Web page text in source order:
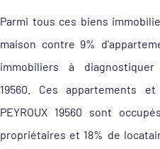
Parmi tous ces biens
maison contre 9%
immobiliers à diagnostiquer
19560. Ces appartements et
PEYROUX 19560 sont
propriétaires et 18% de